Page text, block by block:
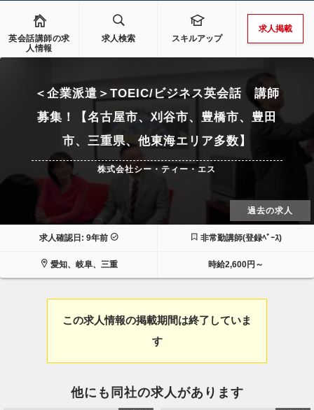
英会話講師の求
人情報
求人検索 スキルアップ
求人掲載
＜企業派遣＞TOEIC/ビジネス英会話 講師
募集！【名古屋市、刈谷市、豊橋市、豊田
市、三重県、他東海エリア多数】
株式会社シー・ティー・エス
過去の求人
求人確認日: 9年前 非常勤講師(登録ﾍﾞｰｽ)
愛知、岐阜、三重 時給2,600円～
この求人情報の掲載期間は終了していま
す
他にも同社の求人があります